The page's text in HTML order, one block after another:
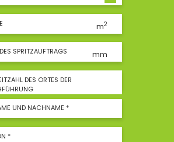
m2
SPRITZAUFTRAGS mm
DES ORTES DER
UND NACHNAME *
*